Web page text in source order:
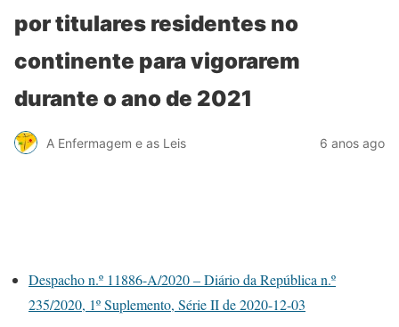
por titulares residentes no
continente para vigorarem
durante o ano de 2021
A Enfermagem e as Leis 6 anos ago
Despacho n.º 11886-A/2020 – Diário da República n.º
235/2020, 1º Suplemento, Série II de 2020-12-03